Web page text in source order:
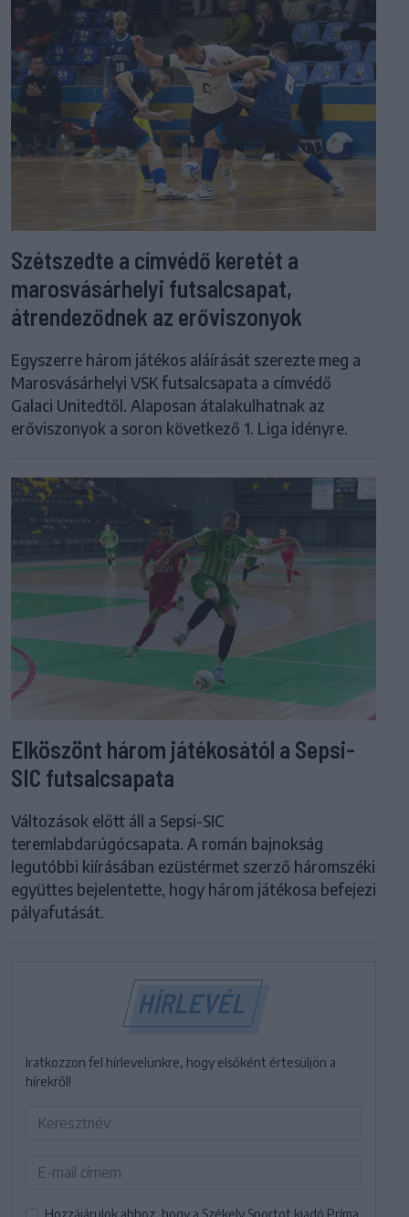
Szétszedte a címvédő keretét a
marosvásárhelyi futsalcsapat,
átrendeződnek az erőviszonyok
Egyszerre három játékos aláírását szerezte meg a
Marosvásárhelyi VSK futsalcsapata a címvédő
Galaci Unitedtől. Alaposan átalakulhatnak az
erőviszonyok a soron következő 1. Liga idényre.
Elköszönt három játékosától a Sepsi-
SIC futsalcsapata
Változások előtt áll a Sepsi-SIC
teremlabdarúgócsapata. A román bajnokság
legutóbbi kiírásában ezüstérmet szerző háromszéki
együttes bejelentette, hogy három játékosa befejezi
pályafutását.
HÍRLEVÉL
Iratkozzon fel hírlevelünkre, hogy elsőként értesüljön a
hírekről!